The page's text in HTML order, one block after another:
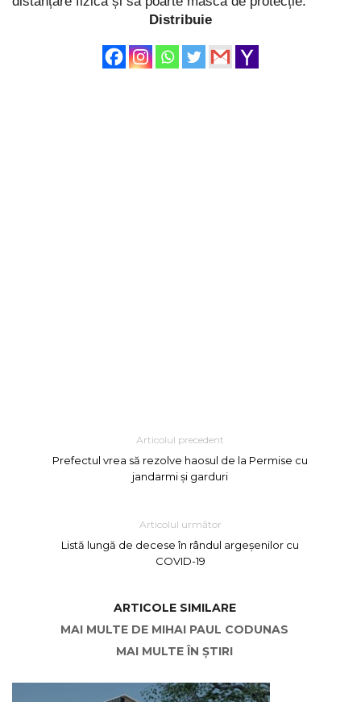
Distribuie
Articolul precedent
Prefectul vrea să rezolve haosul de la Permise cu
jandarmi și garduri
Articolul următor
Listă lungă de decese în rândul argeșenilor cu
COVID-19
ARTICOLE SIMILARE
MAI MULTE DE MIHAI PAUL CODUNAS
MAI MULTE ÎN ȘTIRI